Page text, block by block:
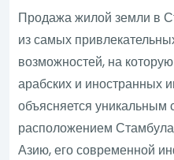
Продажа жилой земли в
из самых
возможностей, на
арабских и иностранных
объясняется уникальным
расположением
Азию, его современной